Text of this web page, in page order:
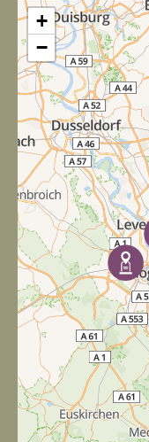
+
−